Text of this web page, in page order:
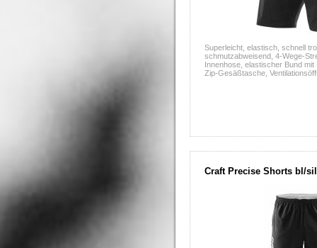
Superleicht, elastisch, schnell
schmutzabweisend, 4-Wege-
Innenhose, elastischer Bund mit
Zip-Gesäßtasche,
Craft Precise Shorts bl/